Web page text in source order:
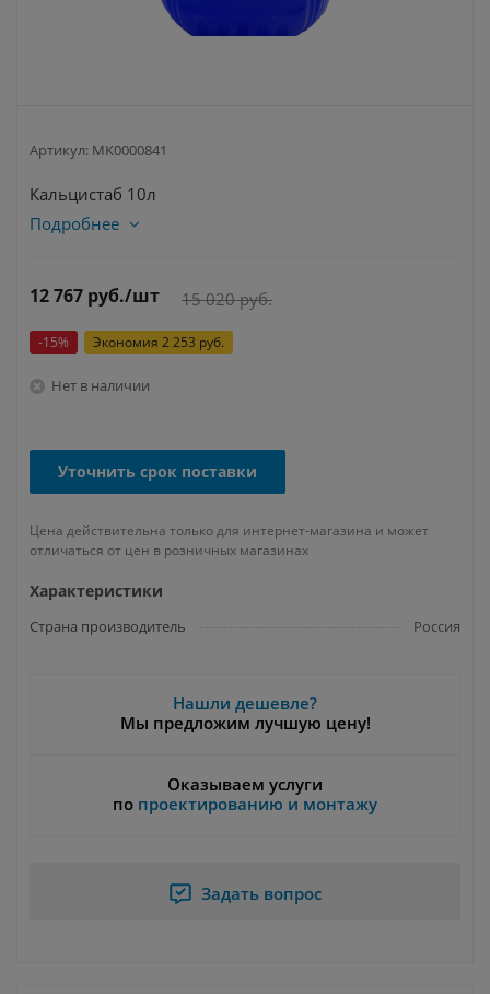
Артикул: MK0000841
Кальцистаб 10л
Подробнее
12 767 руб./шт 15 020руб.
-15% Экономия 2 253 руб.
Нет в наличии
Уточнить срок поставки
Цена действительна только для интернет-магазина и может
отличаться от цен в розничных магазинах
Характеристики
Страна производитель Россия
Нашли дешевле?
Мы предложим лучшую цену!
Оказываем услуги
по проектированию и монтажу
Задать вопрос